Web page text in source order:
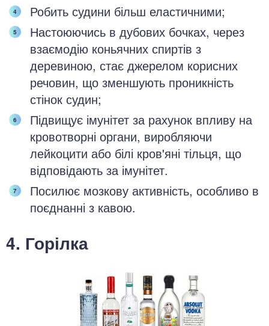
Робить судини більш еластичними;
Настоюючись в дубових бочках, через
взаємодію коньячних спиртів з
деревиною, стає джерелом корисних
речовин, що зменшують проникність
стінок судин;
Підвищує імунітет за рахунок впливу на
кровотворні органи, виробляючи
лейкоцити або білі кров'яні тільця, що
відповідають за імунітет.
Посилює мозкову активність, особливо в
поєднанні з кавою.
4. Горілка